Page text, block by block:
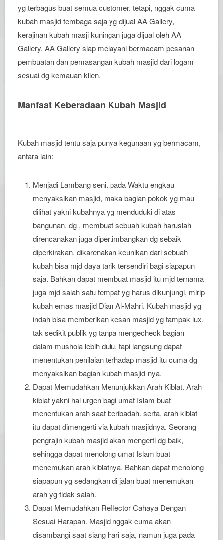
yg terbagus buat semua customer. tetapi, nggak cuma
kubah masjid tembaga saja yg dijual AA Gallery,
kerajinan kubah masji kuningan juga dijual oleh AA
Gallery. AA Gallery siap melayani bermacam pesanan
pembuatan dan pemasangan kubah masjid dari logam
sesuai dg kemauan klien.
Manfaat Keberadaan Kubah Masjid
Kubah masjid tentu saja punya kegunaan yg bermacam,
antara lain:
Menjadi Lambang seni. pada Waktu engkau
menyaksikan masjid, maka bagian pokok yg mau
dilihat yakni kubahnya yg menduduki di atas
bangunan. dg , membuat sebuah kubah haruslah
direncanakan juga dipertimbangkan dg sebaik
diperkirakan. dikarenakan keunikan dari sebuah
kubah bisa mjd daya tarik tersendiri bagi siapapun
saja. Bahkan dapat membuat masjid itu mjd ternama
juga mjd salah satu tempat yg harus dikunjungi, mirip
kubah emas masjid Dian Al-Mahri. Kubah masjid yg
indah bisa memberikan kesan masjid yg tampak lux.
tak sedikit publik yg tanpa mengecheck bagian
dalam mushola lebih dulu, tapi langsung dapat
menentukan penilaian terhadap masjid itu cuma dg
menyaksikan bagian kubah masjid-nya.
Dapat Memudahkan Menunjukkan Arah Kiblat. Arah
kiblat yakni hal urgen bagi umat Islam buat
menentukan arah saat beribadah. serta, arah kiblat
itu dapat dimengerti via kubah masjidnya. Seorang
pengrajin kubah masjid akan mengerti dg baik,
sehingga dapat menolong umat Islam buat
menemukan arah kiblatnya. Bahkan dapat menolong
siapapun yg sedangkan di jalan buat menemukan
arah yg tidak salah.
Dapat Memudahkan Reflector Cahaya Dengan
Sesuai Harapan. Masjid nggak cuma akan
disambangi saat siang hari saja, namun juga pada